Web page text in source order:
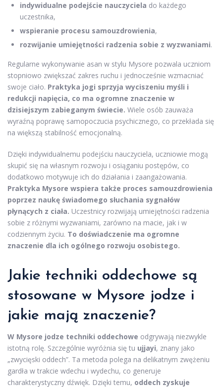
indywidualne podejście nauczyciela do każdego
uczestnika,
wspieranie procesu samouzdrowienia,
rozwijanie umiejętności radzenia sobie z wyzwaniami.
Regularne wykonywanie asan w stylu Mysore pozwala uczniom
stopniowo zwiększać zakres ruchu i jednocześnie wzmacniać
swoje ciało. Praktyka jogi sprzyja wyciszeniu myśli i
redukcji napięcia, co ma ogromne znaczenie w
dzisiejszym zabieganym świecie. Wiele osób zauważa
wyraźną poprawę samopoczucia psychicznego, co przekłada się
na większą stabilność emocjonalną.
Dzięki indywidualnemu podejściu nauczyciela, uczniowie mogą
skupić się na własnym rozwoju i osiąganiu postępów, co
dodatkowo motywuje ich do działania i zaangażowania.
Praktyka Mysore wspiera także proces samouzdrowienia
poprzez naukę świadomego słuchania sygnałów
płynących z ciała. Uczestnicy rozwijają umiejętności radzenia
sobie z różnymi wyzwaniami, zarówno na macie, jak i w
codziennym życiu. To doświadczenie ma ogromne
znaczenie dla ich ogólnego rozwoju osobistego.
Jakie techniki oddechowe są
stosowane w Mysore jodze i
jakie mają znaczenie?
W Mysore jodze techniki oddechowe odgrywają niezwykle
istotną rolę. Szczególnie wyróżnia się tu ujjayi, znany jako
„zwycięski oddech”. Ta metoda polega na delikatnym zwężeniu
gardła w trakcie wdechu i wydechu, co generuje
charakterystyczny dźwięk. Dzięki temu, oddech zyskuje